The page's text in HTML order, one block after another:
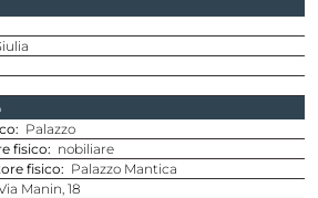
Palazzo
fisico
nobiliare
fisico
Palazzo Mantica
Manin, 18